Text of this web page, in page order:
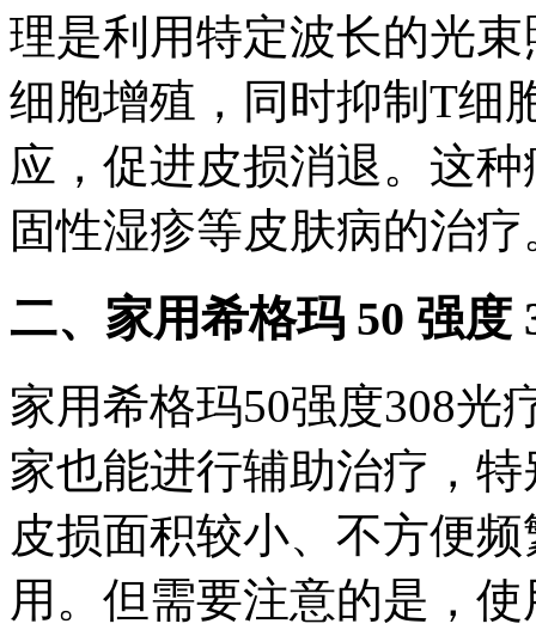
理是利用特定波长的光
细胞增殖，同时抑制T细
应，促进皮损消退。这
固性湿疹等皮肤病的治疗
二、家用希格玛 50 强度
家用希格玛50强度308光
家也能进行辅助治疗，
皮损面积较小、不方便
用。但需要注意的是，